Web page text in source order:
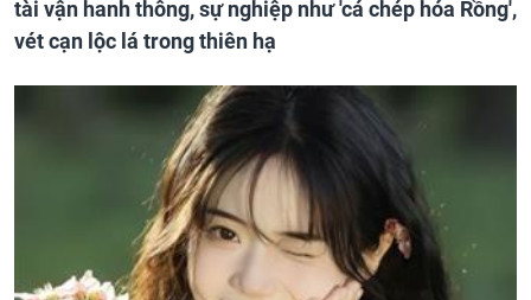
tài vận hanh thông, sự nghiệp như 'cá chép hóa Rồng',
vét cạn lộc lá trong thiên hạ